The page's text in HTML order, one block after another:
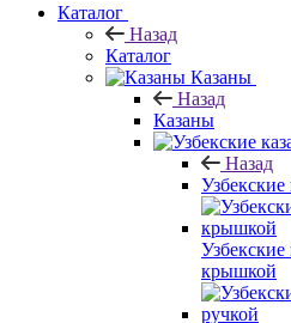
Каталог
Назад
Каталог
Казаны
Назад
Казаны
Назад
Узбекские
крышкой